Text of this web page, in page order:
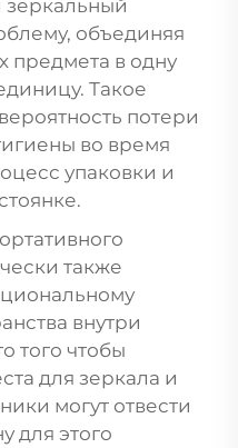
зеркальный
объединяя
предмета в одну
Такое
потери
во время
упаковки и
также
внутри
того чтобы
для зеркала и
могут отвести
для этого